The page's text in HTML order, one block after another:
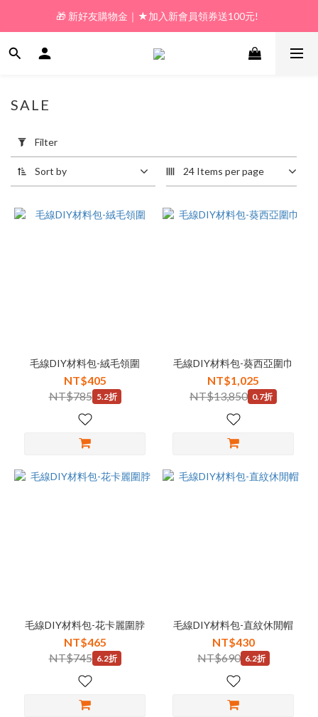
🎁 新好友購物金｜★加入新會員領券送100元!
🎁 新好友購物金｜★加入新會員領券送100元!
🎁 𝗟𝗶𝗻𝗲好友限定｜★新加好友送100元折價券!
(0/20)
(NT$)
SALE
Filter
Sort by 24 Items per page
毛線DIY材料包-絨毛領圍
NT$405
NT$785 5.2折
毛線DIY材料包-葵西亞圍巾
NT$1,025
NT$13,850 0.7折
毛線DIY材料包-花卡麗圍脖
NT$465
NT$745 6.2折
毛線DIY材料包-直紋休閒帽
NT$430
NT$690 6.2折